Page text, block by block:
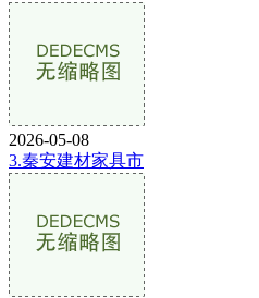
2026-05-08
3.秦安建材家具市